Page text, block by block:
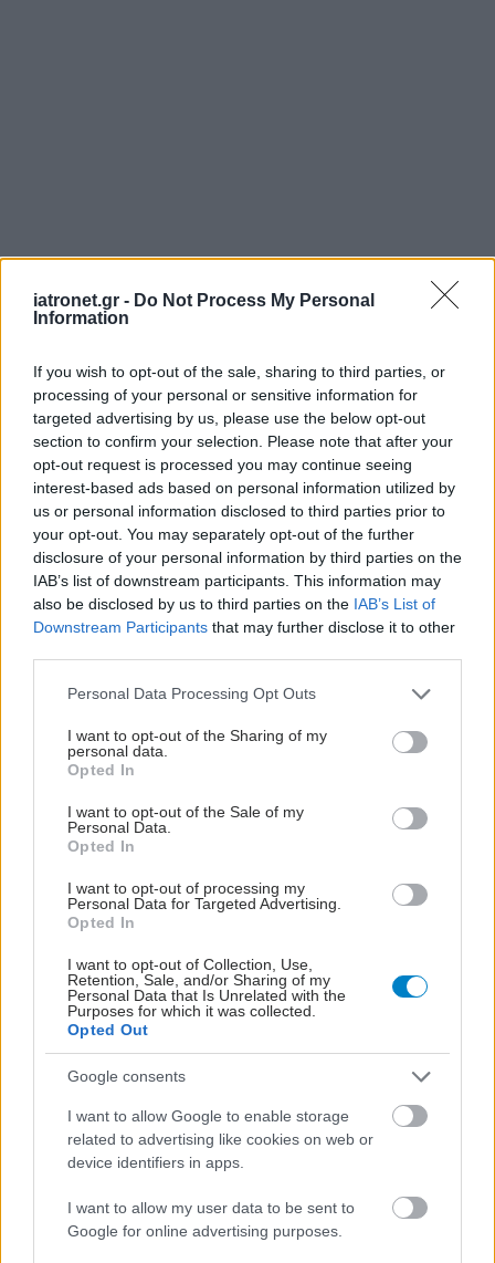
iatronet.gr - Do Not Process My Personal
Information
If you wish to opt-out of the sale, sharing to third parties, or
processing of your personal or sensitive information for
targeted advertising by us, please use the below opt-out
section to confirm your selection. Please note that after your
opt-out request is processed you may continue seeing
interest-based ads based on personal information utilized by
us or personal information disclosed to third parties prior to
your opt-out. You may separately opt-out of the further
disclosure of your personal information by third parties on the
IAB’s list of downstream participants. This information may
also be disclosed by us to third parties on the IAB’s List of
Downstream Participants that may further disclose it to other
Please note that this website/app uses one or more Google
not limited to your visit or usage behaviour. You may click to
grant or deny consent to Google and its third-party tags to
use your data for below specified purposes in below Google
consent section.
Personal Data Processing Opt Outs
I want to opt-out of the Sharing of my
personal data.
Opted In
I want to opt-out of the Sale of my
Personal Data.
Opted In
I want to opt-out of processing my
Personal Data for Targeted Advertising.
Opted In
I want to opt-out of Collection, Use,
Retention, Sale, and/or Sharing of my
Personal Data that Is Unrelated with the
Purposes for which it was collected.
Opted Out
Google consents
I want to allow Google to enable storage
related to advertising like cookies on web or
device identifiers in apps.
I want to allow my user data to be sent to
Google for online advertising purposes.
ΜΠΕΙΤΕ ΣΤΗ ΣΥΖΗΤΗΣΗ
Loading...